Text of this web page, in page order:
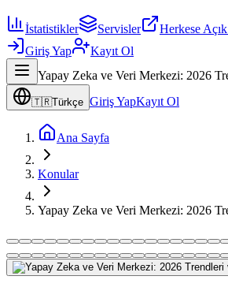
İstatistikler Servisler Herkese
Giriş Yap
Kayıt Ol
Yapay Zeka ve Veri Merkezi: 2026
🇹🇷Türkçe Giriş YapKayıt Ol
Ana Sayfa
Konular
Yapay Zeka ve Veri Merkezi: 2026